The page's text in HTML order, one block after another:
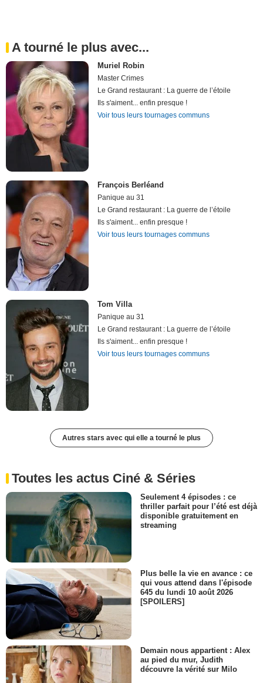
A tourné le plus avec...
Muriel Robin
Master Crimes
Le Grand restaurant : La guerre de l’étoile
Ils s'aiment... enfin presque !
Voir tous leurs tournages communs
François Berléand
Panique au 31
Le Grand restaurant : La guerre de l’étoile
Ils s'aiment... enfin presque !
Voir tous leurs tournages communs
Tom Villa
Panique au 31
Le Grand restaurant : La guerre de l’étoile
Ils s'aiment... enfin presque !
Voir tous leurs tournages communs
Autres stars avec qui elle a tourné le plus
Toutes les actus Ciné & Séries
Seulement 4 épisodes : ce
thriller parfait pour l’été est déjà
disponible gratuitement en
streaming
Plus belle la vie en avance : ce
qui vous attend dans l'épisode
645 du lundi 10 août 2026
[SPOILERS]
Demain nous appartient : Alex
au pied du mur, Judith
découvre la vérité sur Milo